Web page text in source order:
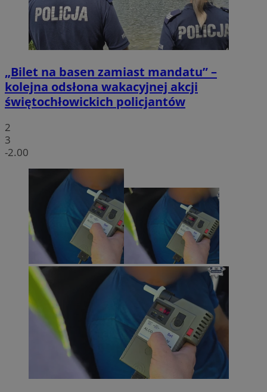
„Bilet na basen zamiast mandatu” –
kolejna odsłona wakacyjnej akcji
świętochłowickich policjantów
2
3
-2.00